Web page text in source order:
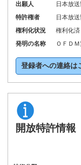
出願人
日本放
特許権者
日本放
権利化状況
権利化済
発明の名称
ＯＦＤ
登録者への連絡は
開放特許情報